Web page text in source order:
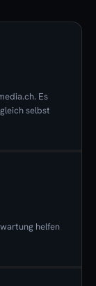
Es
selbst
helfen